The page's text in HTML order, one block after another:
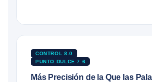
CONTROL 8.0
PUNTO DULCE 7.6
Más Precisión de la Que las